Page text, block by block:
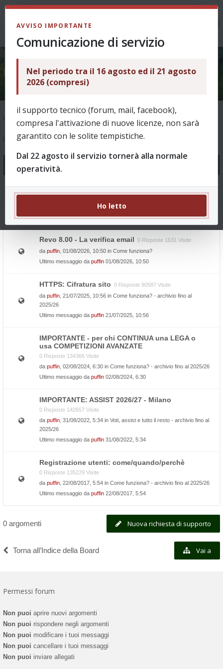
Bug e problemi vari
Indice
0 argomenti
Novità Revo 8.00 - Stagione 2026/27
0 Risposte 1603 Visite
, 01/08/2026, 10:52 inCome funziona?
Ultimo messaggio da puffin 01/08/2026, 10:52
Revo 8.00 - La verifica email 0 Risposte 1631 Visite
da puffin , 01/08/2026, 10:50 in Come funziona?
Ultimo messaggio da puffin 01/08/2026, 10:50
HTTPS: Cifratura sito 0 Risposte 90587 Visite
da puffin , 21/07/2025, 10:56 in Come funziona? - archivio fino al
2025/26
Ultimo messaggio da puffin 21/07/2025, 10:56
IMPORTANTE - per chi CONTINUA una LEGA o
usa COMPETIZIONI AVANZATE
0 Risposte 134366 Visite
da puffin , 02/08/2024, 6:30 in Come funziona? - archivio fino al 2025/26
Ultimo messaggio da puffin 02/08/2024, 6:30
IMPORTANTE: ASSIST 2026/27 - Milano
0 Risposte 142657 Visite
da puffin , 31/08/2022, 5:34 in Voti, assist e tutto il resto - archivio fino al
2025/26
Ultimo messaggio da puffin 31/08/2022, 5:34
Registrazione utenti: come/quando/perchè
0 Risposte 135229 Visite
da puffin , 22/08/2017, 5:54 in Come funziona? - archivio fino al 2025/26
Ultimo messaggio da puffin 22/08/2017, 5:54
Nuova richiesta di supporto
0 argomenti
Torna all’Indice della Board Vai a
Permessi forum
Non puoi aprire nuovi argomenti
Non puoi rispondere negli argomenti
Non puoi modificare i tuoi messaggi
Non puoi cancellare i tuoi messaggi
Non puoi inviare allegati
AVVISO IMPORTANTE
Comunicazione di servizio
Nel periodo tra il 16 agosto ed il 21 agosto
2026 (compresi)
il supporto tecnico (forum, mail, facebook),
compresa l'attivazione di nuove licenze, non sarà
garantito con le solite tempistiche.
Dal 22 agosto il servizio tornerà alla normale
operatività.
Ho letto